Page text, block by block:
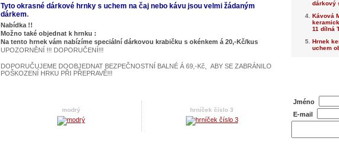
Tyto okrasné dárkové hrnky s uchem na čaj nebo kávu jsou velmi žádaným
dárkem.
Nabídka !!
Možno také objednat k hrnku :
Na tento hrnek vám nabízíme speciální dárkovou krabičku s okénkem á 20,-Kč/kus
UPOZORNĚNÍ !!! DOPORUČENÍ!!!
DOPORUČUJEME DOOBJEDNAT BEZPEČNOSTNÍ BALNÉ Á 69,-Kč, ABY SE ZABRÁNILO
POŠKOZENÍ HRKU PŘI PŘEPRAVĚ!!!
modrý hrníček číslo 3
dárkový
Kávová
11 dílná
Hrnek
uchem
Jméno
E-mail